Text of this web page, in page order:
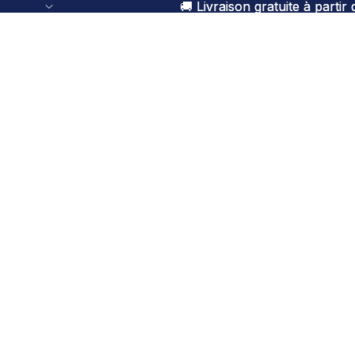
🚚 Livraison gratuite à partir
🚚 Livraison gratuite à partir